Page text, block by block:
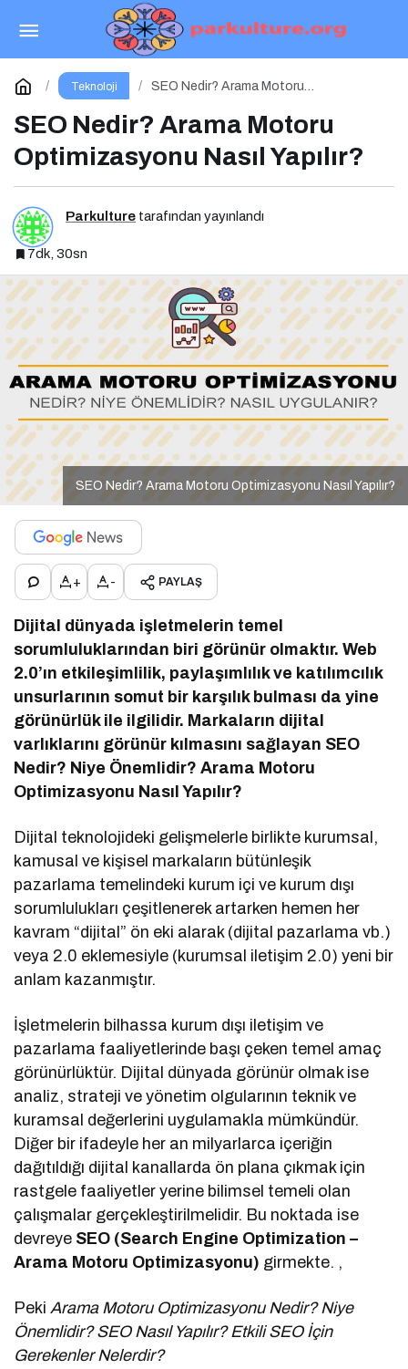
Teknoloji
SEO Nedir? Arama Motoru
SEO Nedir? Arama Motoru
Optimizasyonu Nasıl Yapılır?
Parkulture tarafından yayınlandı
7dk, 30sn
SEO Nedir? Arama Motoru Optimizasyonu Nasıl Yapılır?
+ - PAYLAŞ
Dijital dünyada işletmelerin temel
sorumluluklarından biri görünür olmaktır. Web
2.0’ın etkileşimlilik, paylaşımlılık ve katılımcılık
unsurlarının somut bir karşılık bulması da yine
görünürlük ile ilgilidir. Markaların dijital
varlıklarını görünür kılmasını sağlayan SEO
Nedir? Niye Önemlidir? Arama Motoru
Optimizasyonu Nasıl Yapılır?
Dijital teknolojideki gelişmelerle birlikte kurumsal,
kamusal ve kişisel markaların bütünleşik
pazarlama temelindeki kurum içi ve kurum dışı
sorumlulukları çeşitlenerek artarken hemen her
kavram “dijital” ön eki alarak (dijital pazarlama vb.)
veya 2.0 eklemesiyle (kurumsal iletişim 2.0) yeni bir
anlam kazanmıştır.
İşletmelerin bilhassa kurum dışı iletişim ve
pazarlama faaliyetlerinde başı çeken temel amaç
görünürlüktür. Dijital dünyada görünür olmak ise
analiz, strateji ve yönetim olgularının teknik ve
kuramsal değerlerini uygulamakla mümkündür.
Diğer bir ifadeyle her an milyarlarca içeriğin
dağıtıldığı dijital kanallarda ön plana çıkmak için
rastgele faaliyetler yerine bilimsel temeli olan
çalışmalar gerçekleştirilmelidir. Bu noktada ise
devreye SEO (Search Engine Optimization –
Arama Motoru Optimizasyonu) girmekte. ,
PekiArama Motoru Optimizasyonu Nedir? Niye
Önemlidir? SEO Nasıl Yapılır? Etkili SEO İçin
Gerekenler Nelerdir?
Yeni Tehdit: Sahte Hata Mesajıyla Başlayan
Siber Saldırılar Yükselişte
Yorum Yap